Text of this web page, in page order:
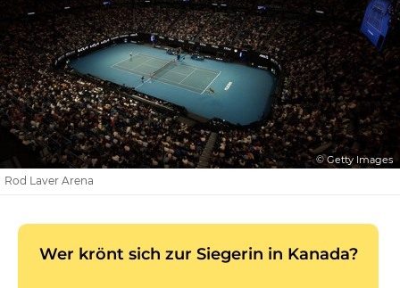
© Getty Images
Rod Laver Arena